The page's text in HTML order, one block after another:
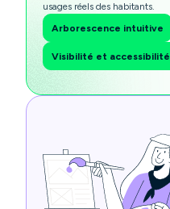
usages réels des habitants.
Arborescence intuitive
Visibilité et accessibilité